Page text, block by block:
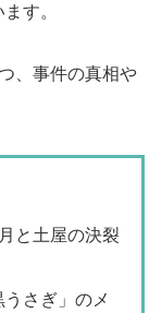
す。
、事件の真相や
と土屋の決裂
さぎ」のメ